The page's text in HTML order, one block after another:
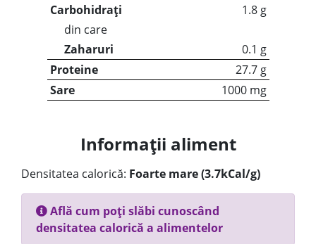
Carbohidrați
1.8 g
din care
Zaharuri
0.1 g
Proteine
27.7 g
Sare
1000 mg
Informații aliment
Densitatea calorică: Foarte mare (3.7kCal/g)
Află cum poți slăbi cunoscând
densitatea calorică a alimentelor